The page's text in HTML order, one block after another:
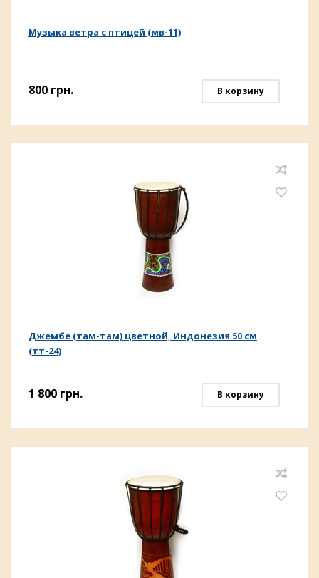
Музыка ветра с птицей (мв-11)
800 грн. В корзину
Джембе (там-там) цветной, Индонезия 50 см
(тт-24)
1 800 грн. В корзину